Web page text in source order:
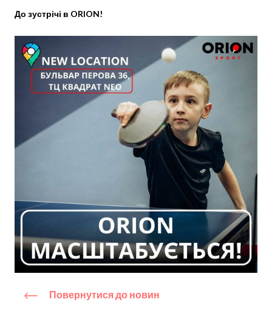
До зустрічі в ORION!
Повернутися до новин